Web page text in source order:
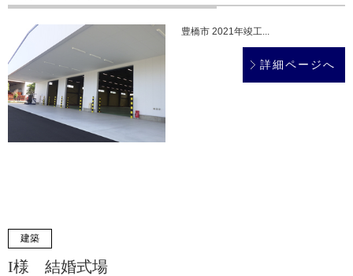
豊橋市 2021年竣工...
詳細ページへ
建築
I様 結婚式場